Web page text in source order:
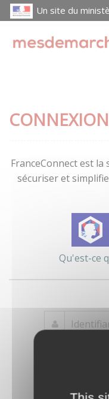
Un site du
CONNEXION
FranceConnect est
sécuriser et
Qu'est-ce